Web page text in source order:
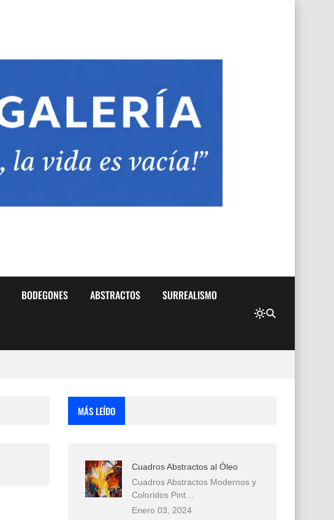
BODEGONES ABSTRACTOS SURREALISMO
MÁS LEÍDO
Cuadros Abstractos al Óleo
Cuadros Abstractos Modernos y
Coloridos Pint…
Enero 03, 2024